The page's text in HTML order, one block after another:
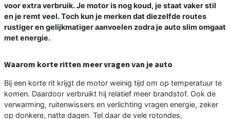
voor extra verbruik. Je motor is nog koud, je staat vaker stil
en je remt veel. Toch kun je merken dat diezelfde routes
rustiger en gelijkmatiger aanvoelen zodra je auto slim omgaat
met energie.
Waarom korte ritten meer vragen van je auto
Bij een korte rit krijgt de motor weinig tijd om op temperatuur te
komen. Daardoor verbruikt hij relatief meer brandstof. Ook de
verwarming, ruitenwissers en verlichting vragen energie, zeker
op donkere, natte dagen. Tel daar de vele rotondes,